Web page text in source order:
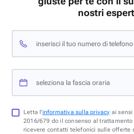
nostri
inserisci il tuo numero di telefono
seleziona la fascia oraria
Letta l'informativa sulla privacy ai sensi
2016/679 do il consenso al
ricevere contatti telefonici sulle offerte